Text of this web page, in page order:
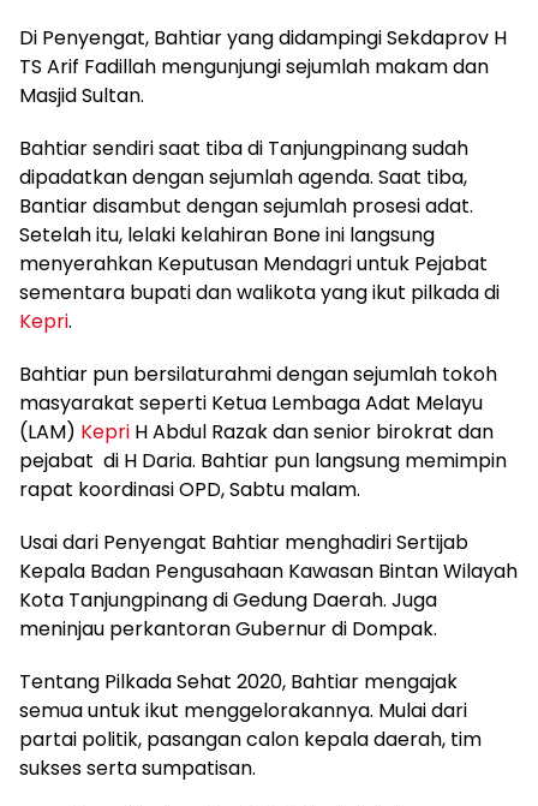
Di Penyengat, Bahtiar yang didampingi Sekdaprov H
TS Arif Fadillah mengunjungi sejumlah makam dan
Masjid Sultan.
Bahtiar sendiri saat tiba di Tanjungpinang sudah
dipadatkan dengan sejumlah agenda. Saat tiba,
Bantiar disambut dengan sejumlah prosesi adat.
Setelah itu, lelaki kelahiran Bone ini langsung
menyerahkan Keputusan Mendagri untuk Pejabat
sementara bupati dan walikota yang ikut pilkada di
Kepri.
Bahtiar pun bersilaturahmi dengan sejumlah tokoh
masyarakat seperti Ketua Lembaga Adat Melayu
(LAM) Kepri H Abdul Razak dan senior birokrat dan
pejabat di H Daria. Bahtiar pun langsung memimpin
rapat koordinasi OPD, Sabtu malam.
Usai dari Penyengat Bahtiar menghadiri Sertijab
Kepala Badan Pengusahaan Kawasan Bintan Wilayah
Kota Tanjungpinang di Gedung Daerah. Juga
meninjau perkantoran Gubernur di Dompak.
Tentang Pilkada Sehat 2020, Bahtiar mengajak
semua untuk ikut menggelorakannya. Mulai dari
partai politik, pasangan calon kepala daerah, tim
sukses serta sumpatisan.